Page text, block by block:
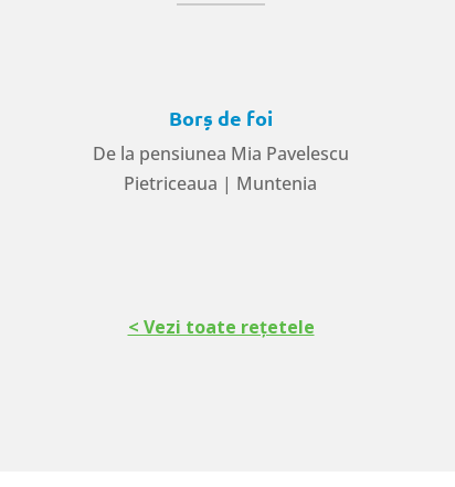
Borș de foi
De la pensiunea Mia Pavelescu
Pietriceaua | Muntenia
< Vezi toate rețetele